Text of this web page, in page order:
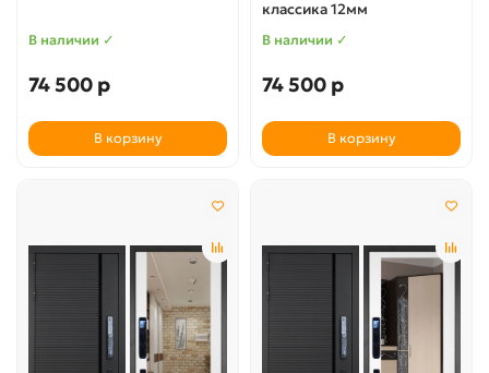
В наличии ✓
74 500 р
В корзину
классика 12мм
В наличии ✓
74 500 р
В корзину